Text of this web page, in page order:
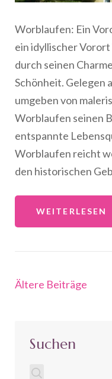
Worblaufen: Ein
ein idyllischer
durch seinen
Schönheit. Gelegen
umgeben von
Worblaufen seinen
entspannte
Worblaufen reicht
den historischen
WEITERLESEN
Ältere Beiträge
Suchen